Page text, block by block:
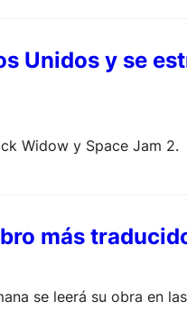
Unidos y se
Widow y Space Jam 2.
más
se leerá su obra en